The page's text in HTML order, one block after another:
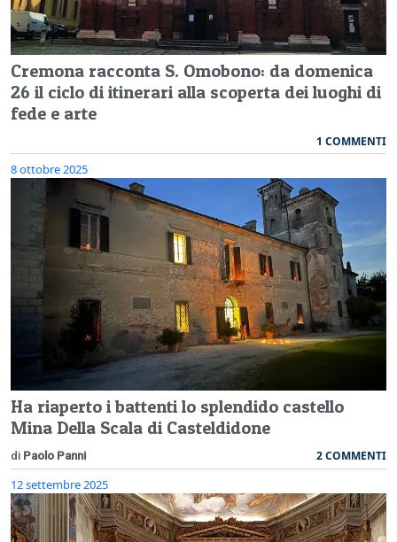
Cremona racconta S. Omobono: da domenica
26 il ciclo di itinerari alla scoperta dei luoghi di
fede e arte
1 COMMENTI
8 ottobre 2025
Ha riaperto i battenti lo splendido castello
Mina Della Scala di Casteldidone
di Paolo Panni 2 COMMENTI
12 settembre 2025